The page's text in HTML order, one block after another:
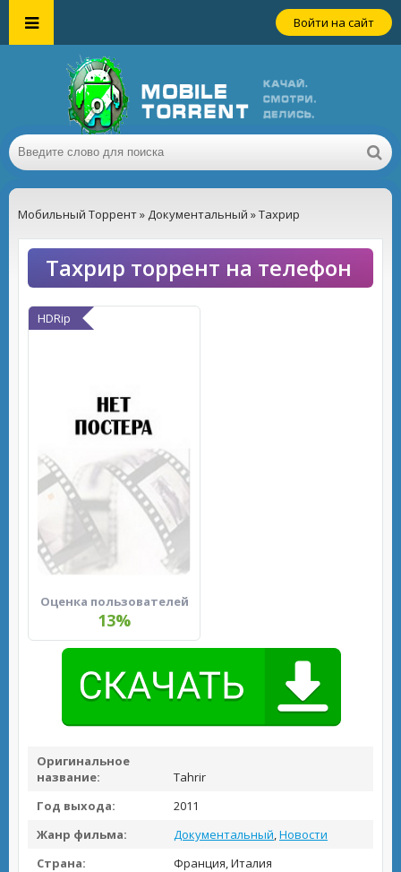
Войти на сайт
Мобильный Торрент» Документальный » Тахрир
Тахрир торрент на телефон
HDRip
Оценка пользователей
13%
Оригинальное
название:
Tahrir
Год выхода:
2011
Жанр фильма:
Документальный,Новости
Страна:
Франция, Италия